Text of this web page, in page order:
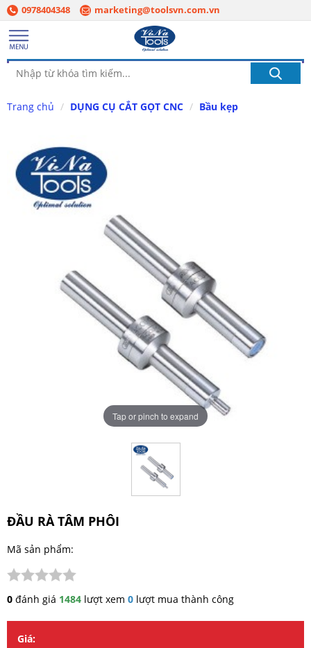
0978404348 marketing@toolsvn.com.vn
Trang chủ DỤNG CỤ CẮT GỌT CNC Bầu kẹp
Tap or pinch to expand
ĐẦU RÀ TÂM PHÔI
Mã sản phẩm:
0 đánh giá 1484 lượt xem 0 lượt mua thành công
Giá: